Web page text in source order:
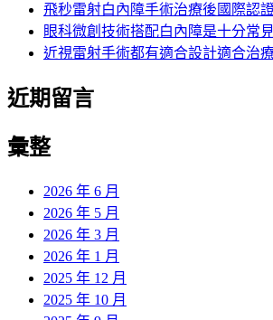
飛秒雷射白內障手術治療後國際認
眼科微創技術搭配白內障是十分常
近視雷射手術都有適合設計適合治
近期留言
彙整
2026 年 6 月
2026 年 5 月
2026 年 3 月
2026 年 1 月
2025 年 12 月
2025 年 10 月